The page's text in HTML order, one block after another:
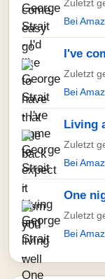
Zuletzt
Bei
I've
Zuletzt
Bei
Living
Zuletzt
Bei
One
Zuletzt
Bei